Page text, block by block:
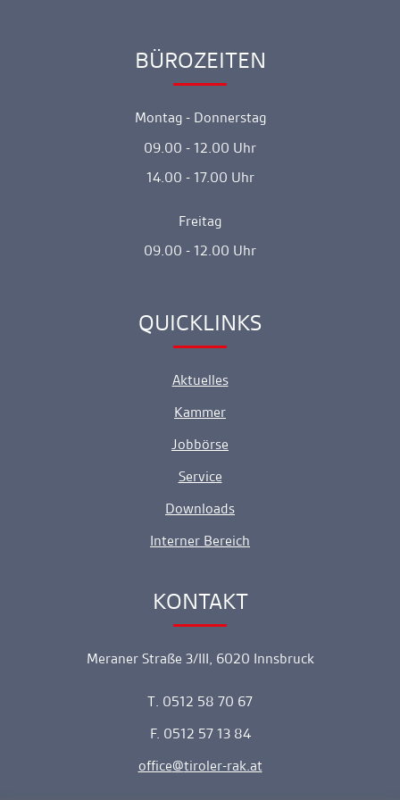
Ankerlink
BÜROZEITEN
Montag - Donnerstag
09.00 - 12.00 Uhr
14.00 - 17.00 Uhr
Freitag
09.00 - 12.00 Uhr
Ankerlink
QUICKLINKS
Aktuelles
Kammer
Jobbörse
Service
Downloads
Interner Bereich
Ankerlink
KONTAKT
Meraner Straße 3/III, 6020 Innsbruck
T. 0512 58 70 67
F. 0512 57 13 84
office
tiroler-rak.at